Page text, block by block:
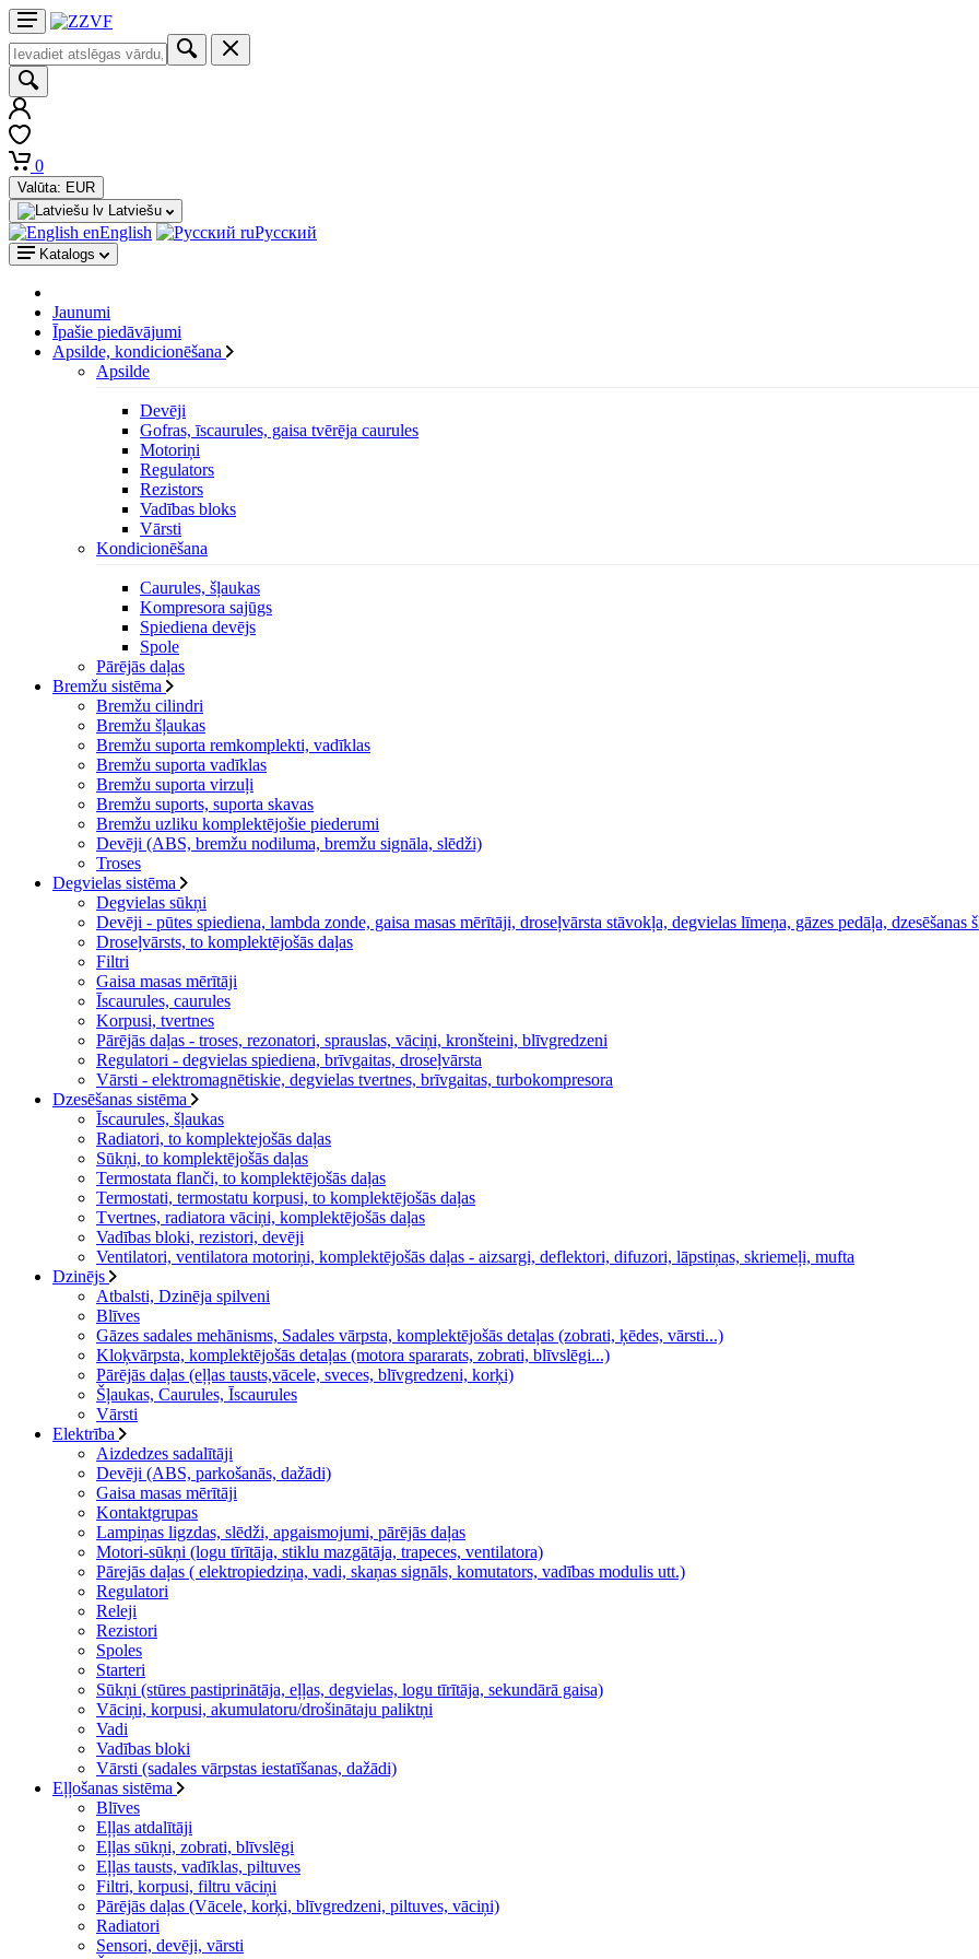
0
Valūta: EUR
Latviešu
English Русский
Katalogs
Jaunumi
Īpašie piedāvājumi
Apsilde, kondicionēšana
Apsilde
Devēji
Gofras, īscaurules, gaisa tvērēja caurules
Motoriņi
Regulators
Rezistors
Vadības bloks
Vārsti
Kondicionēšana
Caurules, šļaukas
Kompresora sajūgs
Spiediena devējs
Spole
Pārējās daļas
Bremžu sistēma
Bremžu cilindri
Bremžu šļaukas
Bremžu suporta remkomplekti, vadīklas
Bremžu suporta vadīklas
Bremžu suporta virzuļi
Bremžu suports, suporta skavas
Bremžu uzliku komplektējošie piederumi
Devēji (ABS, bremžu nodiluma, bremžu signāla, slēdži)
Troses
Degvielas sistēma
Degvielas sūkņi
Devēji - pūtes spiediena, lambda zonde, gaisa masas mērītāji, droseļvārsta stāvokļa, degvielas līmeņa, gāzes pedāļa, dzesēšanas
Droseļvārsts, to komplektējošās daļas
Filtri
Gaisa masas mērītāji
Īscaurules, caurules
Korpusi, tvertnes
Pārējās daļas - troses, rezonatori, sprauslas, vāciņi, kronšteini, blīvgredzeni
Regulatori - degvielas spiediena, brīvgaitas, droseļvārsta
Vārsti - elektromagnētiskie, degvielas tvertnes, brīvgaitas, turbokompresora
Dzesēšanas sistēma
Īscaurules, šļaukas
Radiatori, to komplektejošās daļas
Sūkņi, to komplektējošās daļas
Termostata flanči, to komplektējošās daļas
Termostati, termostatu korpusi, to komplektējošās daļas
Tvertnes, radiatora vāciņi, komplektējošās daļas
Vadības bloki, rezistori, devēji
Ventilatori, ventilatora motoriņi, komplektējošās daļas - aizsargi, deflektori, difuzori, lāpstiņas, skriemeļi, mufta
Dzinējs
Atbalsti, Dzinēja spilveni
Blīves
Gāzes sadales mehānisms, Sadales vārpsta, komplektējošās detaļas (zobrati, ķēdes, vārsti...)
Kloķvārpsta, komplektējošās detaļas (motora spararats, zobrati, blīvslēgi...)
Pārējās daļas (eļļas tausts,vācele, sveces, blīvgredzeni, korķi)
Šļaukas, Caurules, Īscaurules
Vārsti
Elektrība
Aizdedzes sadalītāji
Devēji (ABS, parkošanās, dažādi)
Gaisa masas mērītāji
Kontaktgrupas
Lampiņas ligzdas, slēdži, apgaismojumi, pārējās daļas
Motori-sūkņi (logu tīrītāja, stiklu mazgātāja, trapeces, ventilatora)
Pārejās daļas ( elektropiedziņa, vadi, skaņas signāls, komutators, vadības modulis utt.)
Regulatori
Releji
Rezistori
Spoles
Starteri
Sūkņi (stūres pastiprinātāja, eļļas, degvielas, logu tīrītāja, sekundārā gaisa)
Vāciņi, korpusi, akumulatoru/drošinātaju paliktņi
Vadi
Vadības bloki
Vārsti (sadales vārpstas iestatīšanas, dažādi)
Eļļošanas sistēma
Blīves
Eļļas atdalītāji
Eļļas sūkņi, zobrati, blīvslēgi
Eļļas tausts, vadīklas, piltuves
Filtri, korpusi, filtru vāciņi
Pārējās daļas (Vācele, korķi, blīvgredzeni, piltuves, vāciņi)
Radiatori
Sensori, devēji, vārsti